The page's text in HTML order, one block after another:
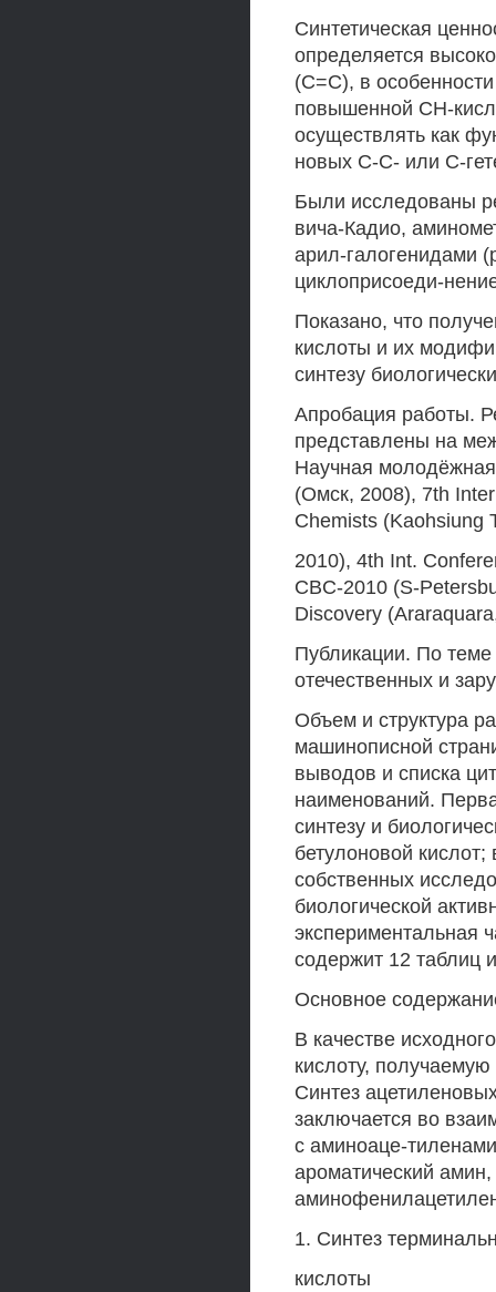
Синтетическая
определяется
(С=С), в
повышенной СН-
осуществлять как
новых С-С- или С-
Были исследованы
вича-Кадио,
арил-галогенидами
циклоприсоеди-
Показано, что
кислоты и их
синтезу
Апробация работы.
представлены на
Научная
(Омск, 2008), 7th
Chemists (Kaohsiung
2010), 4th Int.
CBC-2010 (S-
Discovery
Публикации. По теме
отечественных и
Объем и структура
машинописной
выводов и списка
наименований.
синтезу и
бетулоновой
собственных
биологической
экспериментальная
содержит 12 таблиц
Основное
В качестве
кислоту,
Синтез
заключается во
с аминоаце-
ароматический
1. Синтез
кислоты